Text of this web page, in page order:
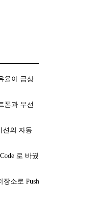
율이 급상
폰과 무선
션의 자동
로 바꿨
장소로 Push